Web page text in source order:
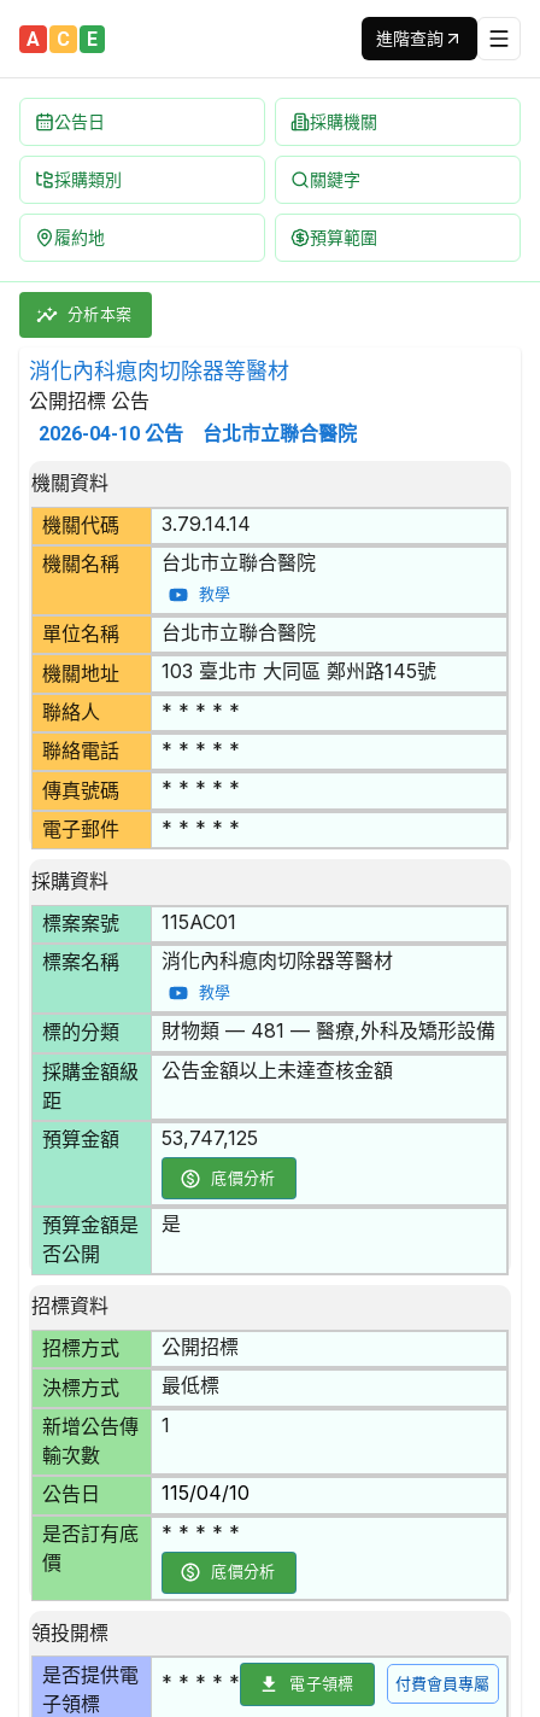
A C E 進階查詢
公告日 採購機關
採購類別 關鍵字
履約地 預算範圍
消化內科瘜肉切除器等醫材 招標公告 | 案號：115AC01 | 公
採購類別：財物類 醫療,外科及矯形設備 | 招標方式：公開
分析本案
消化內科瘜肉切除器等醫材
公開招標 公告
2026-04-10 公告 台北市立聯合醫院
招標公告詳細內容
機關資料
機關代碼
3.79.14.14
機關名稱 台北市立聯合醫院
教學
單位名稱 台北市立聯合醫院
機關地址 103 臺北市 大同區 鄭州路145號
聯絡人 * * * * *
聯絡電話 * * * * *
傳真號碼 * * * * *
電子郵件 * * * * *
採購資料
標案案號
115AC01
標案名稱 消化內科瘜肉切除器等醫材
教學
標的分類 財物類 — 481 — 醫療,外科及矯形設備
採購金額級
距
公告金額以上未達查核金額
預算金額 53,747,125
底價分析
預算金額是
否公開
是
招標資料
招標方式
公開招標
決標方式 最低標
新增公告傳
輸次數
1
公告日 115/04/10
是否訂有底
價
* * * * *
底價分析
領投開標
是否提供電
子領標
* * * * * 電子領標 付費會員專屬